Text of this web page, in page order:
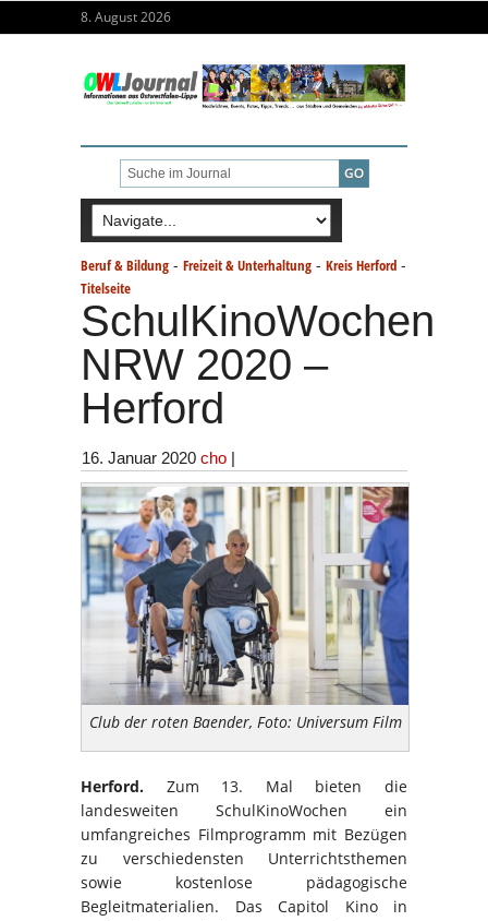
8. August 2026
Beruf & Bildung - Freizeit & Unterhaltung - Kreis Herford -
Titelseite
SchulKinoWochen
NRW 2020 –
Herford
16. Januar 2020 cho |
Club der roten Baender, Foto: Universum Film
Herford. Zum 13. Mal bieten die
landesweiten SchulKinoWochen ein
umfangreiches Filmprogramm mit Bezügen
zu verschiedensten Unterrichtsthemen
sowie kostenlose pädagogische
Begleitmaterialien. Das Capitol Kino in